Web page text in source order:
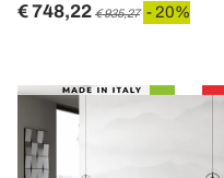
€ 748,22 € 935,27 - 20%